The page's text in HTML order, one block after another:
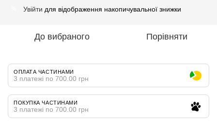
Увійти для відображення накопичувальної знижки
До вибраного Порівняти
ОПЛАТА ЧАСТИНАМИ
3 платежі по 700.00 грн
ПОКУПКА ЧАСТИНАМИ
3 платежі по 700.00 грн